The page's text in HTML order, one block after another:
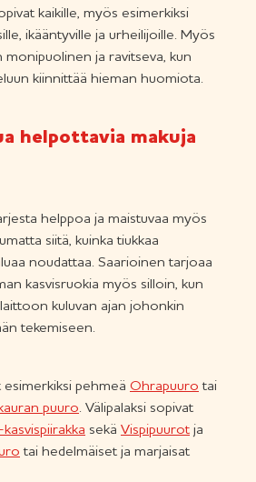
kaikille, myös esimerkiksi
ikääntyville ja urheilijoille. Myös
ja ravitseva, kun
kiinnittää hieman huomiota.
helpottavia makuja
helppoa ja maistuvaa myös
siitä, kuinka tiukkaa
noudattaa. Saarioinen tarjoaa
kasvisruokia myös silloin, kun
kuluvan ajan johonkin
tekemiseen.
esimerkiksi pehmeä Ohrapuuro tai
puuro. Välipalaksi sopivat
sekä Vispipuurot ja
tai hedelmäiset ja marjaisat